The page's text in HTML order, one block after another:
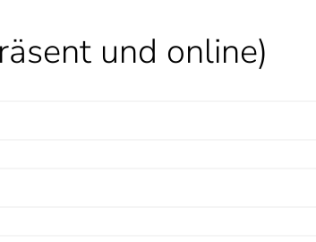
und online)